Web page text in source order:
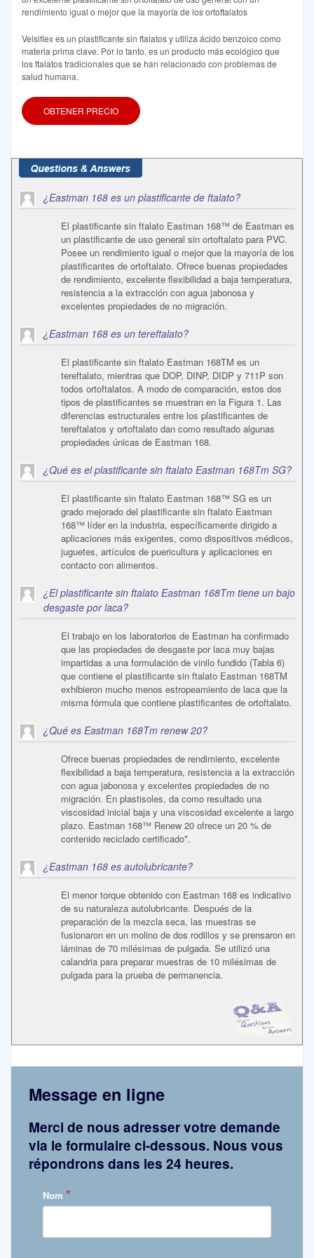
rendimiento igual o mejor que la mayoría de los ortoftalatos
Velsiflex es un plastificante sin ftalatos y utiliza ácido benzoico como
materia prima clave. Por lo tanto, es un producto más ecológico que
los ftalatos tradicionales que se han relacionado con problemas de
salud humana.
OBTENER PRECIO
¿Eastman 168 es un plastificante de ftalato?
El plastificante sin ftalato Eastman 168™ de Eastman es
un plastificante de uso general sin ortoftalato para PVC.
Posee un rendimiento igual o mejor que la mayoría de los
plastificantes de ortoftalato. Ofrece buenas propiedades
de rendimiento, excelente flexibilidad a baja temperatura,
resistencia a la extracción con agua jabonosa y
excelentes propiedades de no migración.
¿Eastman 168 es un tereftalato?
El plastificante sin ftalato Eastman 168TM es un
tereftalato, mientras que DOP, DINP, DIDP y 711P son
todos ortoftalatos. A modo de comparación, estos dos
tipos de plastificantes se muestran en la Figura 1. Las
diferencias estructurales entre los plastificantes de
tereftalatos y ortoftalato dan como resultado algunas
propiedades únicas de Eastman 168.
¿Qué es el plastificante sin ftalato Eastman 168Tm SG?
El plastificante sin ftalato Eastman 168™ SG es un
grado mejorado del plastificante sin ftalato Eastman
168™ líder en la industria, específicamente dirigido a
aplicaciones más exigentes, como dispositivos médicos,
juguetes, artículos de puericultura y aplicaciones en
contacto con alimentos.
¿El plastificante sin ftalato Eastman 168Tm tiene un bajo
desgaste por laca?
El trabajo en los laboratorios de Eastman ha confirmado
que las propiedades de desgaste por laca muy bajas
impartidas a una formulación de vinilo fundido (Tabla 6)
que contiene el plastificante sin ftalato Eastman 168TM
exhibieron mucho menos estropeamiento de laca que la
misma fórmula que contiene plastificantes de ortoftalato.
¿Qué es Eastman 168Tm renew 20?
Ofrece buenas propiedades de rendimiento, excelente
flexibilidad a baja temperatura, resistencia a la extracción
con agua jabonosa y excelentes propiedades de no
migración. En plastisoles, da como resultado una
viscosidad inicial baja y una viscosidad excelente a largo
plazo. Eastman 168™ Renew 20 ofrece un 20 % de
contenido reciclado certificado*.
¿Eastman 168 es autolubricante?
El menor torque obtenido con Eastman 168 es indicativo
de su naturaleza autolubricante. Después de la
preparación de la mezcla seca, las muestras se
fusionaron en un molino de dos rodillos y se prensaron en
láminas de 70 milésimas de pulgada. Se utilizó una
calandria para preparar muestras de 10 milésimas de
pulgada para la prueba de permanencia.
Message en ligne
Merci de nous adresser votre demande
via le formulaire ci-dessous. Nous vous
répondrons dans les 24 heures.
Nom *